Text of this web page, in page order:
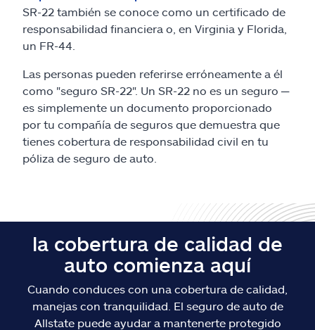
SR-22 también se conoce como un certificado de
responsabilidad financiera o, en Virginia y Florida,
un FR-44.
Las personas pueden referirse erróneamente a él
como "seguro SR-22". Un SR-22 no es un seguro ─
es simplemente un documento proporcionado
por tu compañía de seguros que demuestra que
tienes cobertura de responsabilidad civil en tu
póliza de seguro de auto.
la cobertura de calidad de
auto comienza aquí
Cuando conduces con una cobertura de calidad,
manejas con tranquilidad. El seguro de auto de
Allstate puede ayudar a mantenerte protegido